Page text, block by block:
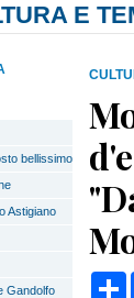
E
bellissimo
Astigiano
Gandolfo